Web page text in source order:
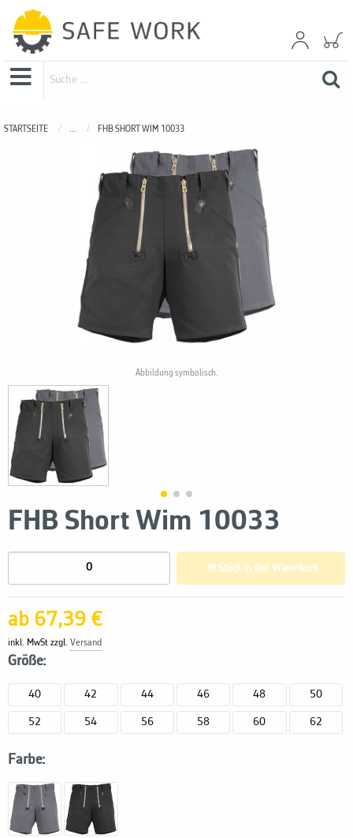
STARTSEITE ... FHB SHORT WIM 10033
FHB Short Wim 10033
Abbildung symbolisch.
ab 67,39 €
inkl. MwSt zzgl. Versand
Größe:
40 42 44 46 48 50
52 54 56 58 60 62
Farbe:
Stück in den Warenkorb